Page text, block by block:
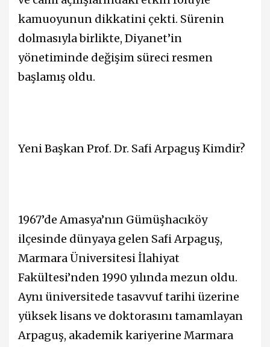
kamuoyunun dikkatini çekti. Sürenin
dolmasıyla birlikte, Diyanet’in
yönetiminde değişim süreci resmen
başlamış oldu.
Yeni Başkan Prof. Dr. Safi Arpaguş Kimdir?
1967’de Amasya’nın Gümüşhacıköy
ilçesinde dünyaya gelen Safi Arpaguş,
Marmara Üniversitesi İlahiyat
Fakültesi’nden 1990 yılında mezun oldu.
Aynı üniversitede tasavvuf tarihi üzerine
yüksek lisans ve doktorasını tamamlayan
Arpaguş, akademik kariyerine Marmara